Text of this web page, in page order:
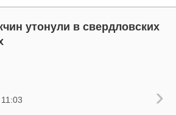
утонули в свердловских